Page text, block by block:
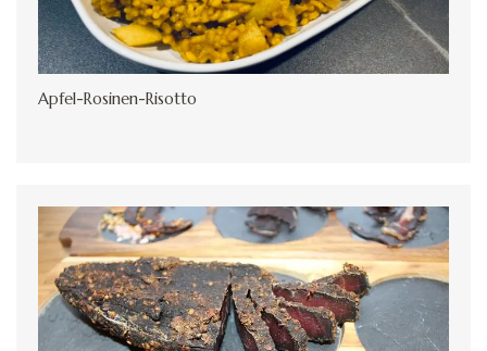
Apfel-Rosinen-Risotto